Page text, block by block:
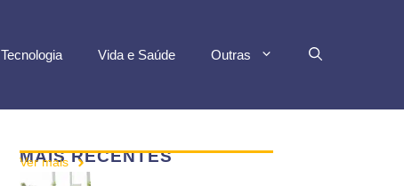
Tecnologia Vida e Saúde Outras
MAIS RECENTES
Ver mais